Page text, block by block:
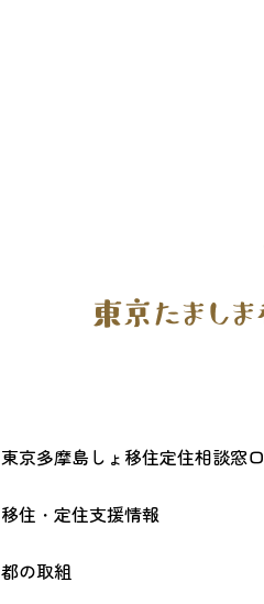
東京多摩島しょ移住定住相談窓口
移住・定住支援情報
都の取組